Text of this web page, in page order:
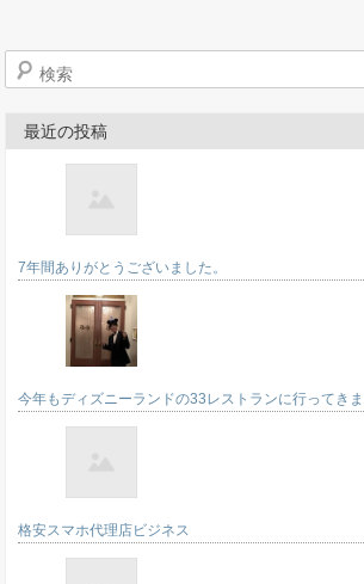
検索
最近の投稿
7年間ありがとうございました。
今年もディズニーランドの33レストランに行ってきま
格安スマホ代理店ビジネス